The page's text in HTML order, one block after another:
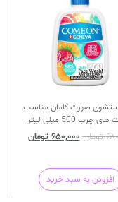
صورت کامان مناسب
چرب 500 میلی لیتر
تومان ۶۵۰,۰۰۰ تومان
افزودن به سبد خرید